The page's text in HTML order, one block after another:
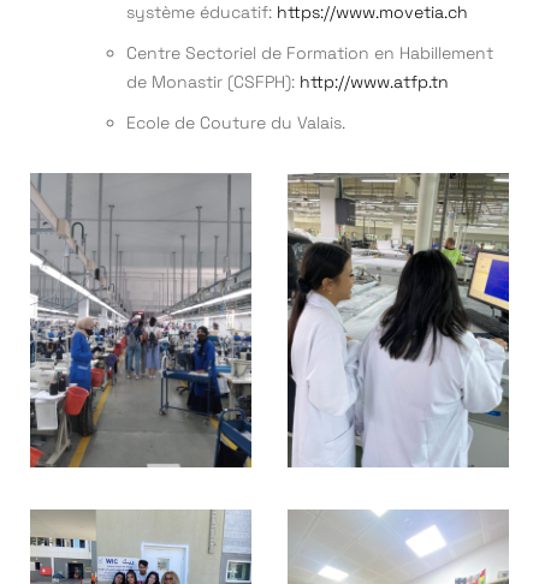
système éducatif: https://www.movetia.ch
Centre Sectoriel de Formation en Habillement
de Monastir (CSFPH): http://www.atfp.tn
Ecole de Couture du Valais.